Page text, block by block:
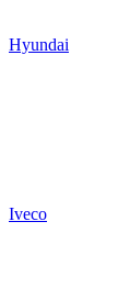
Hyundai
Iveco